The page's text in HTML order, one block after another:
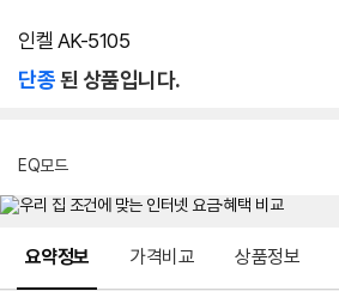
인켈 AK-5105
단종된 상품입니다.
EQ모드
요약정보 가격비교 상품정보